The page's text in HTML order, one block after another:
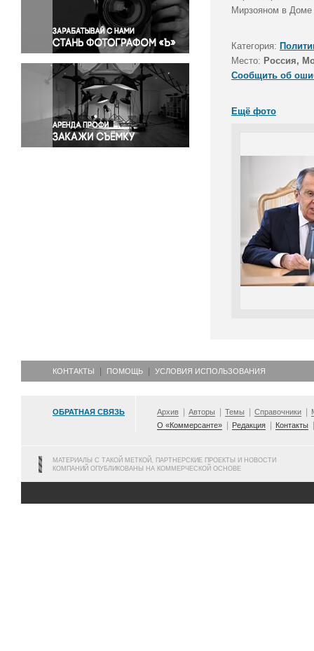
Правосудие
Происшествия и конфликты
Религия
Светская жизнь
Спорт
Экология
Экономика и бизнес
Мирзояном в Доме
Категория:
Место: Россия,
Сообщить об
Ещё фото
КОНТАКТЫ ПОМОЩЬ УСЛОВИЯ ИСПОЛЬЗОВАНИЯ
ОБРАТНАЯ СВЯЗЬ Архив Авторы Темы Справочники
О «Коммерсанте»
Редакция Контакты
МАТЕРИАЛЫ С ТАКОЙ МЕТКОЙ, ПАРТНЕРСКИЕ ПРОЕКТЫ И НОВОСТИ
КОМПАНИЙ ОПУБЛИКОВАНЫ НА КОММЕРЧЕСКОЙ ОСНОВЕ